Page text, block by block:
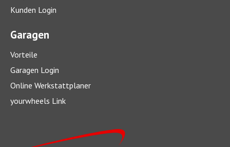
Kunden Login
Garagen
Vorteile
Garagen Login
Online Werkstattplaner
yourwheels Link